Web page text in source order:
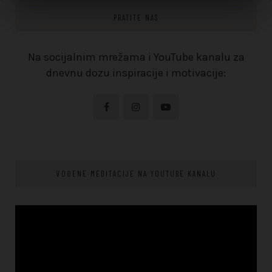
PRATITE NAS
Na socijalnim mrežama i YouTube kanalu za
dnevnu dozu inspiracije i motivacije:
VOĐENE MEDITACIJE NA YOUTUBE KANALU